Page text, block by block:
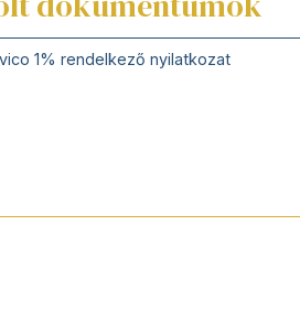
1% rendelkező nyilatkozat